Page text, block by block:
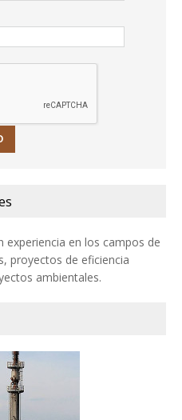
experiencia en los campos de
proyectos de eficiencia
ambientales.